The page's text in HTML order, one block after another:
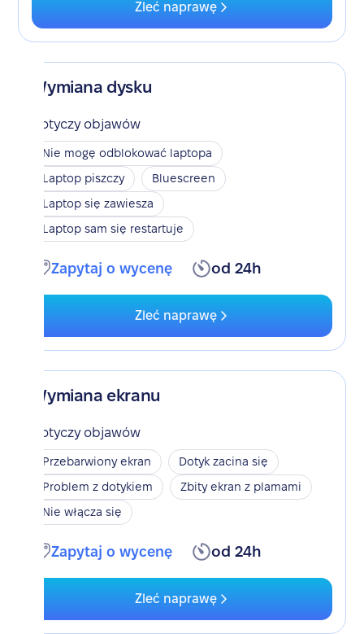
Zleć naprawę
Wymiana dysku
Dotyczy objawów
Nie mogę odblokować laptopa
Laptop piszczy
Bluescreen
Laptop się zawiesza
Laptop sam się restartuje
Zapytaj o wycenę od 24h
Zleć naprawę
Wymiana ekranu
Dotyczy objawów
Przebarwiony ekran
Dotyk zacina się
Problem z dotykiem
Zbity ekran z plamami
Nie włącza się
Zapytaj o wycenę od 24h
Zleć naprawę